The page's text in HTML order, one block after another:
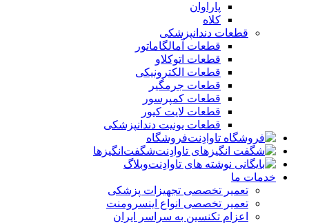
پاراوان
کلاه
قطعات دندانپزشکی
قطعات آمالگاماتور
قطعات اتوکلاو
قطعات الکترونیکی
قطعات جرمگیر
قطعات کمپرسور
قطعات لایت کیور
قطعات یونیت دندانپزشکی
فروشگاه
شگفت‌انگیزها
وبلاگ
خدمات ما
تعمیر تخصصی تجهیزات پزشکی
تعمیر تخصصی انواع اینسرومنت
اعزام تکنسین به سراسر ایران